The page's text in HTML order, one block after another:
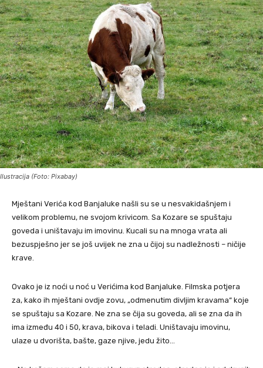
Ilustracija (Foto: Pixabay)
Mještani Verića kod Banjaluke našli su se u nesvakidašnjem i
velikom problemu, ne svojom krivicom. Sa Kozare se spuštaju
goveda i uništavaju im imovinu. Kucali su na mnoga vrata ali
bezuspješno jer se još uvijek ne zna u čijoj su nadležnosti – ničije
krave.
Ovako je iz noći u noć u Verićima kod Banjaluke. Filmska potjera
za, kako ih mještani ovdje zovu, „odmenutim divljim kravama“ koje
se spuštaju sa Kozare. Ne zna se čija su goveda, ali se zna da ih
ima između 40 i 50, krava, bikova i teladi. Uništavaju imovinu,
ulaze u dvorišta, bašte, gaze njive, jedu žito…